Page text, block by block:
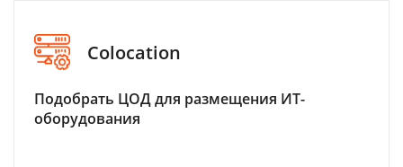
Colocation
Подобрать ЦОД для размещения ИТ-
оборудования